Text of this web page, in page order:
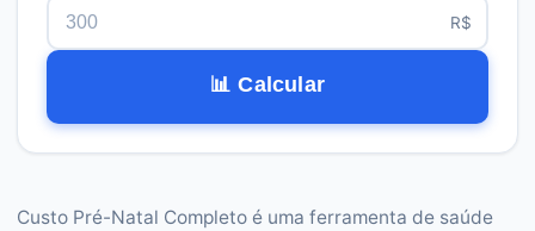
R$
📊 Calcular
Custo Pré-Natal Completo é uma ferramenta de saúde